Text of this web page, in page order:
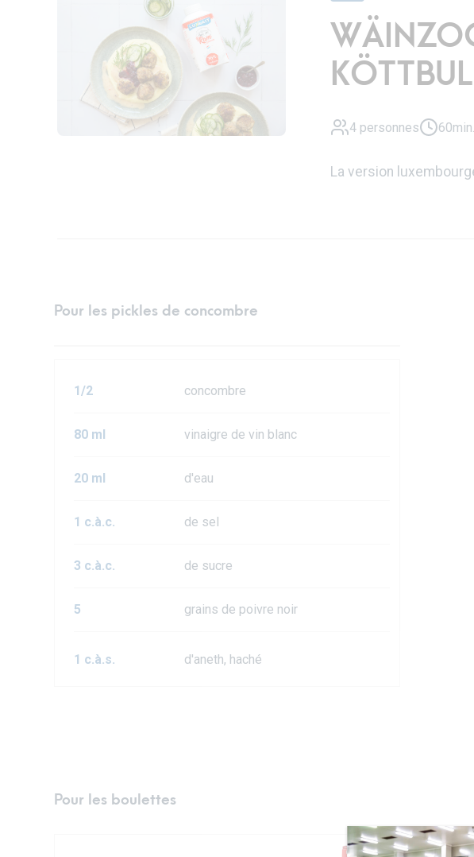
4 personnes 60min.
La version
Pour les pickles de concombre
1/2 concombre
80 ml vinaigre de vin blanc
20 ml d'eau
1 c.à.c. de sel
3 c.à.c. de sucre
5 grains de poivre noir
1 c.à.s. d'aneth, haché
Pour les boulettes